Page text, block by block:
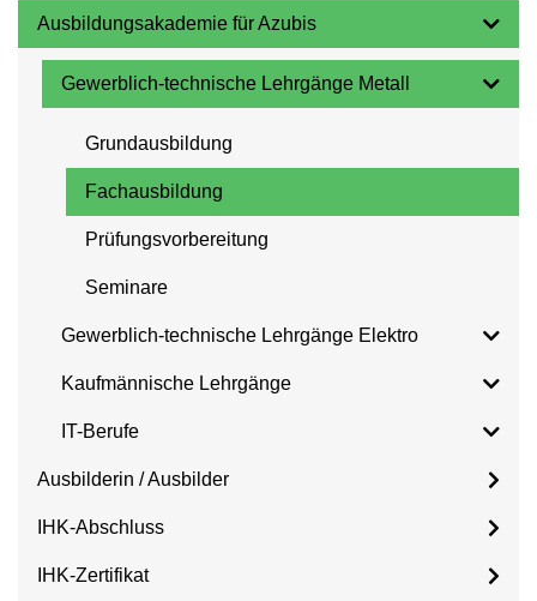
Ausbildungsakademie für Azubis
Gewerblich-technische Lehrgänge Metall
Grundausbildung
Fachausbildung
Prüfungsvorbereitung
Seminare
Gewerblich-technische Lehrgänge Elektro
Kaufmännische Lehrgänge
IT-Berufe
Ausbilderin / Ausbilder
IHK-Abschluss
IHK-Zertifikat